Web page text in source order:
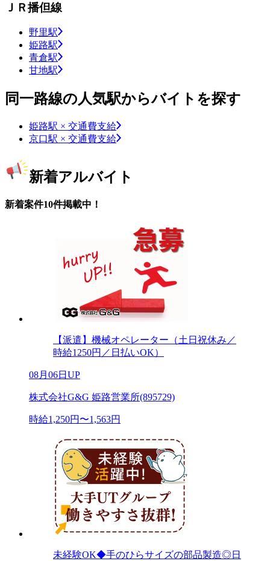
ＪＲ播但線
野里駅
姫路駅
青倉駅
甘地駅
同一路線の人気駅からバイトを探す
姫路駅 × 交通費支給
京口駅 × 交通費支給
新着アルバイト
新着案件10件掲載中！
【派遣】機械オペレーター（土日祝休み／
時給1250円／日払いOK）
08月06日UP
株式会社G&G 姫路営業所(895729)
時給1,250円〜1,563円
未経験OK◆手のひらサイズの部品製造◎日